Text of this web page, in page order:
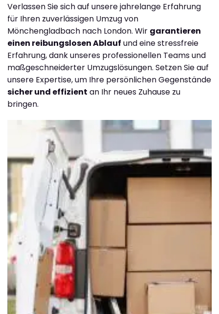
Verlassen Sie sich auf unsere jahrelange Erfahrung
für Ihren zuverlässigen Umzug von
Mönchengladbach nach London. Wir garantieren
einen reibungslosen Ablauf und eine stressfreie
Erfahrung, dank unseres professionellen Teams und
maßgeschneiderter Umzugslösungen. Setzen Sie auf
unsere Expertise, um Ihre persönlichen Gegenstände
sicher und effizient an Ihr neues Zuhause zu
bringen.